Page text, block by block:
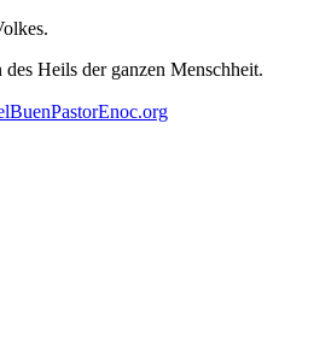
Heils der ganzen Menschheit.